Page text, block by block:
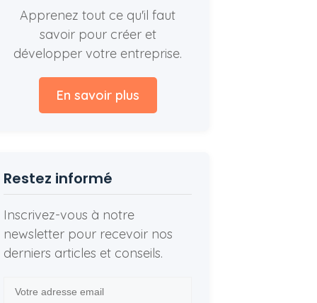
Apprenez tout ce qu'il faut
savoir pour créer et
développer votre entreprise.
En savoir plus
Restez informé
Inscrivez-vous à notre
newsletter pour recevoir nos
derniers articles et conseils.